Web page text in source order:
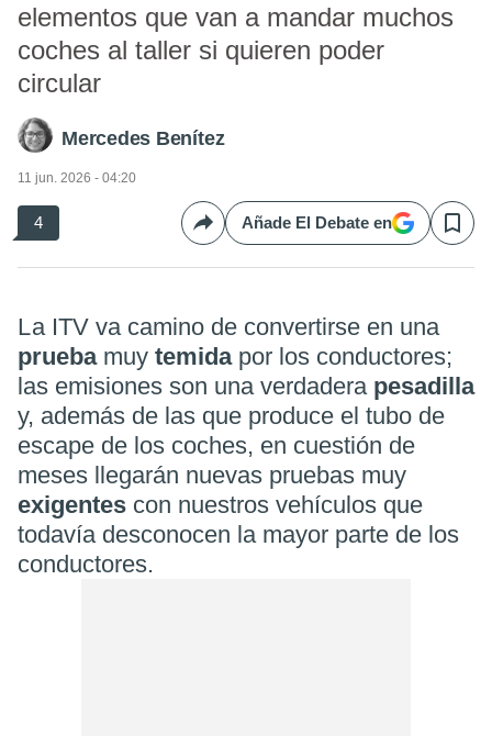
elementos que van a mandar muchos
coches al taller si quieren poder
circular
Mercedes Benítez
11 jun. 2026 - 04:20
4 CompartirAñade El Debate en Save
La ITV va camino de convertirse en una
prueba muy temida por los conductores;
las emisiones son una verdadera pesadilla
y, además de las que produce el tubo de
escape de los coches, en cuestión de
meses llegarán nuevas pruebas muy
exigentes con nuestros vehículos que
todavía desconocen la mayor parte de los
conductores.